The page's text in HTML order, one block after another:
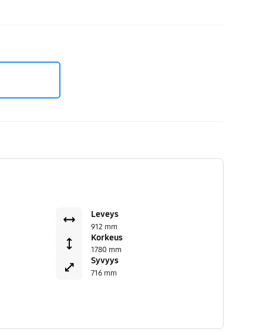
Leveys
912 mm
Korkeus
1780 mm
Syvyys
716 mm